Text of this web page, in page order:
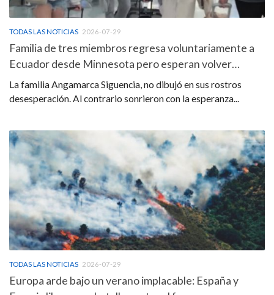
TODAS LAS NOTICIAS 2026-07-29
Familia de tres miembros regresa voluntariamente a
Ecuador desde Minnesota pero esperan volver…
La familia Angamarca Siguencia, no dibujó en sus rostros
desesperación. Al contrario sonrieron con la esperanza...
TODAS LAS NOTICIAS 2026-07-29
Europa arde bajo un verano implacable: España y